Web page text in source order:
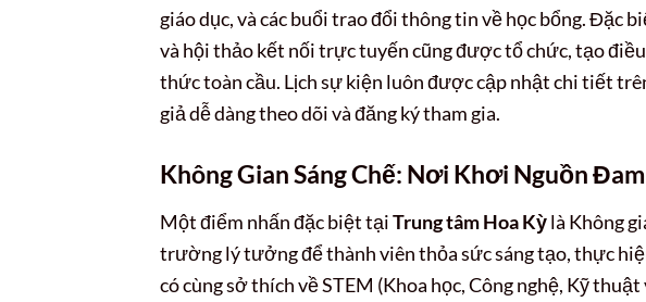
giáo dục, và các buổi trao đổi thông tin về học bổng. Đặc
và hội thảo kết nối trực tuyến cũng được tổ chức, tạo
thức toàn cầu. Lịch sự kiện luôn được cập nhật chi tiết
giả dễ dàng theo dõi và đăng ký tham gia.
Không Gian Sáng Chế: Nơi Khơi Nguồn
Một điểm nhấn đặc biệt tạiTrung tâm Hoa Kỳlà Không
trường lý tưởng để thành viên thỏa sức sáng tạo, thực
có cùng sở thích về STEM (Khoa học, Công nghệ, Kỹ